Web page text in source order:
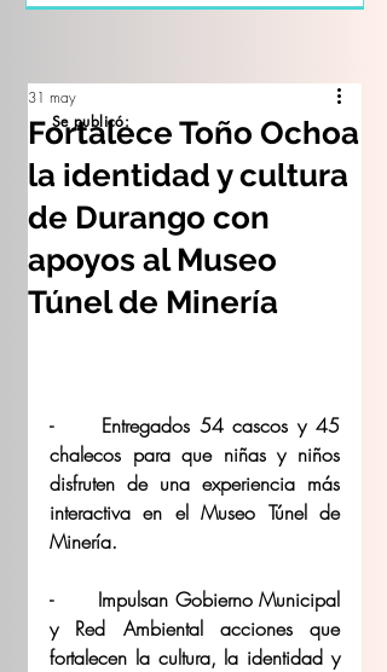
Fortalece Toño Ochoa
la identidad y cultura
de Durango con
apoyos al Museo
Túnel de Minería
31 may
-	Entregados 54 cascos y 45
chalecos para que niñas y niños
disfruten de una experiencia más
interactiva en el Museo Túnel de
Minería.
-	Impulsan Gobierno Municipal
y Red Ambiental acciones que
fortalecen la cultura, la identidad y
Se publicó: